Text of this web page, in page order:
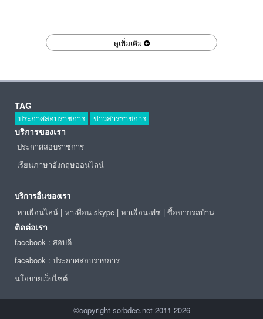
ดูเพิ่มเติม
TAG
ประกาศสอบราชการ ข่าวสารราชการ
บริการของเรา
ประกาศสอบราชการ
เรียนภาษาอังกฤษออนไลน์
บริการอื่นของเรา
หาเพื่อนไลน์ | หาเพื่อน skype | หาเพื่อนเฟซ | ซื้อขายรถบ้าน
ติดต่อเรา
facebook : สอบดี
facebook : ประกาศสอบราชการ
นโยบายเว็บไซต์
©copyright sorbdee.net 2011-2026